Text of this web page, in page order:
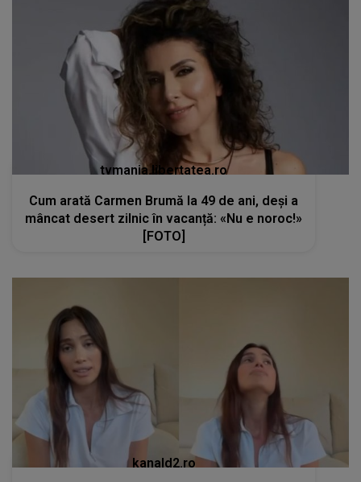
tvmania.libertatea.ro
Cum arată Carmen Brumă la 49 de ani, deși a
mâncat desert zilnic în vacanță: «Nu e noroc!»
[FOTO]
kanald2.ro